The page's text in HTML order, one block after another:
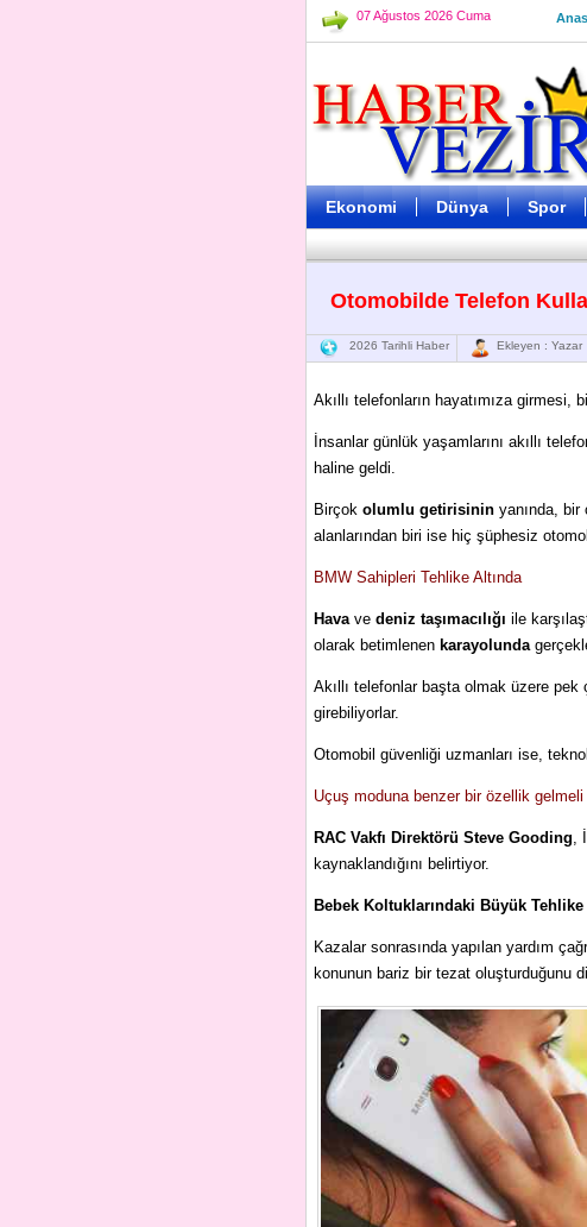
07 Ağustos 2026 Cuma
Ekonomi Dünya Spor
Otomobilde Telefon
2026 Tarihli Haber Ekleyen : Yazar
Akıllı telefonların hayatımıza girmesi,
İnsanlar günlük yaşamlarını akıllı
haline geldi.
Birçok olumlu getirisinin yanında, bir
alanlarından biri ise hiç şüphesiz
BMW Sahipleri Tehlike Altında
Havave deniz taşımacılığı ile
olarak betimlenen karayolunda
Akıllı telefonlar başta olmak üzere
girebiliyorlar.
Otomobil güvenliği uzmanları ise,
Uçuş moduna benzer bir özellik gelmeli
RAC Vakfı Direktörü Steve Gooding,
kaynaklandığını belirtiyor.
Bebek Koltuklarındaki Büyük Tehlike
Kazalar sonrasında yapılan yardım
konunun bariz bir tezat oluşturduğunu